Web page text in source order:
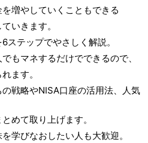
増やしていくこともできる
いきます。
ステップでやさしく解説。
もマネするだけでできるので、
ます。
戦略やNISA口座の活用法、人気
めて取り上げます。
学びなおしたい人も大歓迎。